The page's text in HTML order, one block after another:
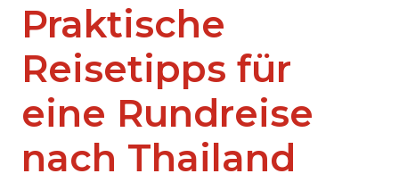
Praktische
Reisetipps für
eine Rundreise
nach Thailand